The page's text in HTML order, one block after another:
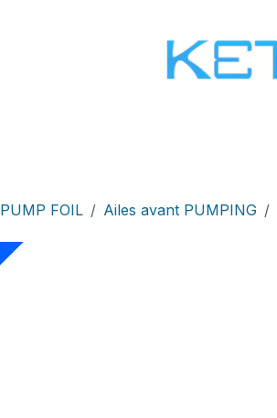
PUMP FOIL Ailes avant PUMPING